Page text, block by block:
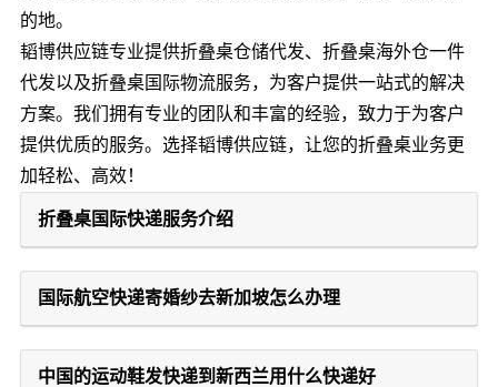
的地。
韬博供应链专业提供折叠桌仓储代发、折叠桌海外仓一件
代发以及折叠桌国际物流服务，为客户提供一站式的解决
方案。我们拥有专业的团队和丰富的经验，致力于为客户
提供优质的服务。选择韬博供应链，让您的折叠桌业务更
加轻松、高效！
折叠桌国际快递服务介绍
国际航空快递寄婚纱去新加坡怎么办理
中国的运动鞋发快递到新西兰用什么快递好